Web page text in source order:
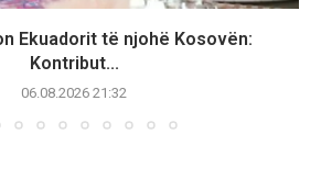
Ekuadorit të njohë Kosovën:
Kontribut...
06.08.2026 21:32